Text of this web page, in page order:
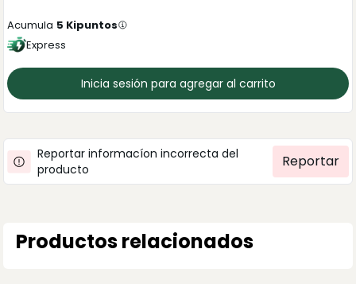
Acumula 5 Kipuntos
Express
Inicia sesión para agregar al carrito
Reportar informacíon incorrecta del
producto
Reportar
Productos relacionados